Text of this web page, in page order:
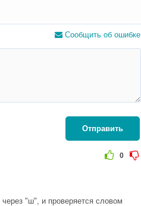
Сообщить об ошибке
Отправить
0
"ш", и проверяется словом